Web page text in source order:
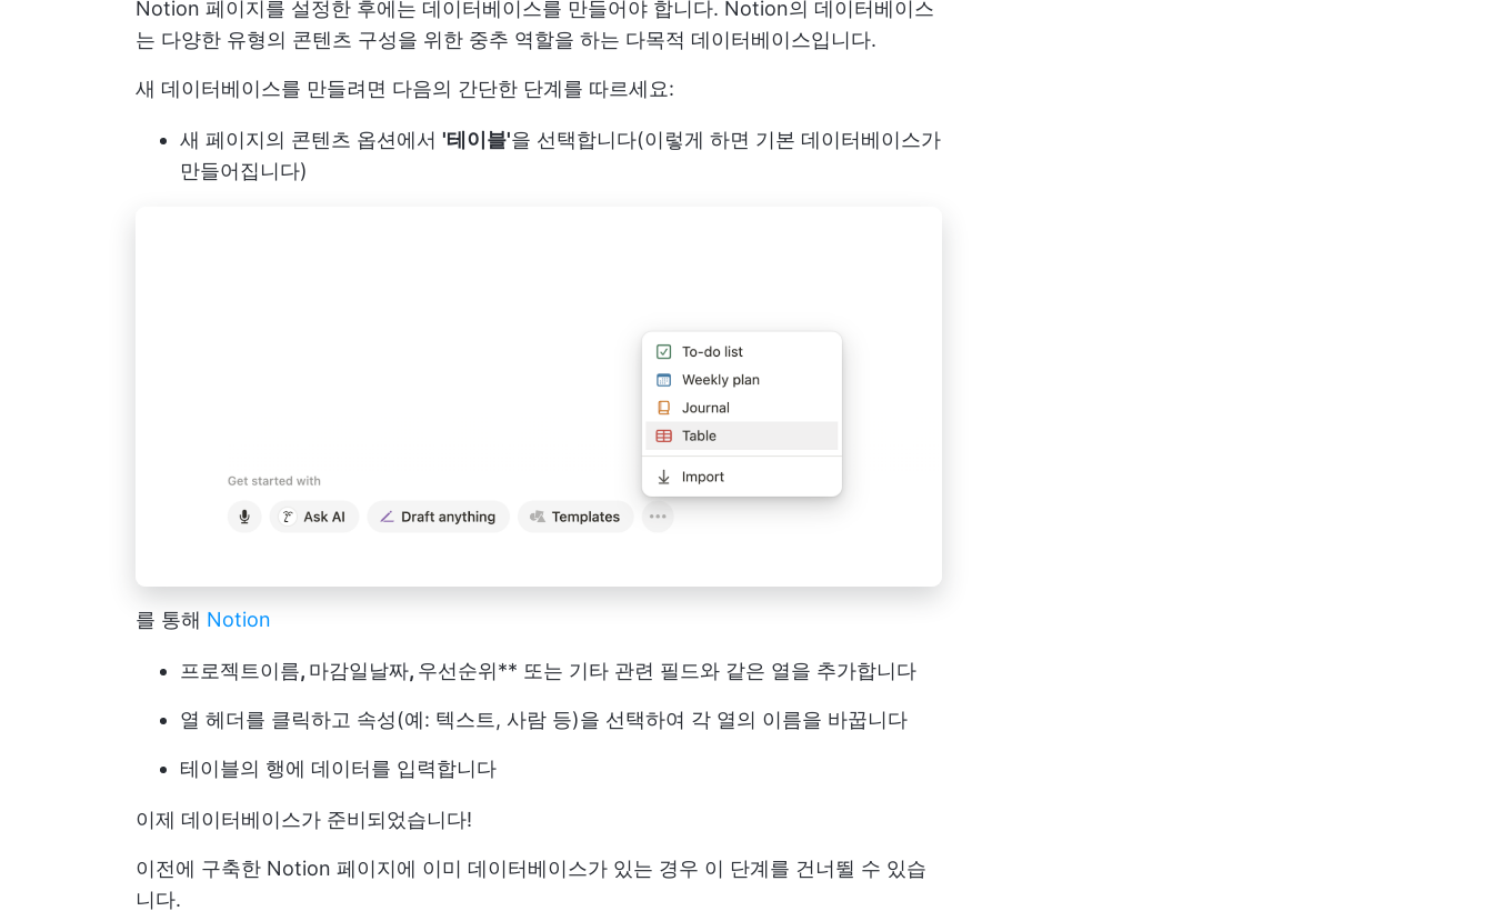
Notion 페이지를 설정한 후에는 데이터베이스를 만들어야 합니다. Notion의 데이터베이스
는 다양한 유형의 콘텐츠 구성을 위한 중추 역할을 하는 다목적 데이터베이스입니다.
새 데이터베이스를 만들려면 다음의 간단한 단계를 따르세요:
새 페이지의 콘텐츠 옵션에서 '테이블'을 선택합니다(이렇게 하면 기본 데이터베이스가
만들어집니다)
를 통해 Notion
프로젝트이름, 마감일날짜, 우선순위** 또는 기타 관련 필드와 같은 열을 추가합니다
열 헤더를 클릭하고 속성(예: 텍스트, 사람 등)을 선택하여 각 열의 이름을 바꿉니다
테이블의 행에 데이터를 입력합니다
이제 데이터베이스가 준비되었습니다!
이전에 구축한 Notion 페이지에 이미 데이터베이스가 있는 경우 이 단계를 건너뛸 수 있습
니다.